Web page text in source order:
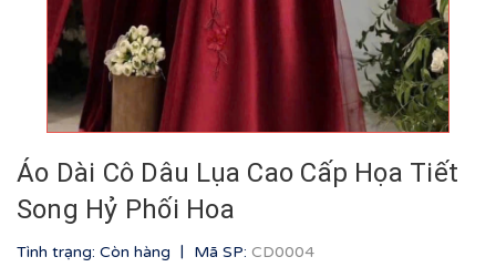
Áo Dài Cô Dâu Lụa Cao Cấp Họa Tiết
Song Hỷ Phối Hoa
Tình trạng: Còn hàng | Mã SP: CD0004